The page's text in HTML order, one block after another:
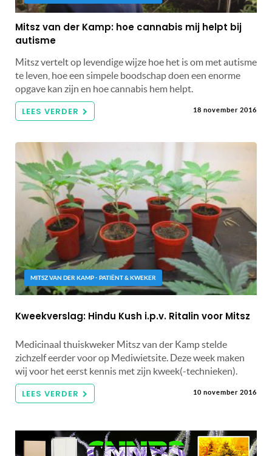
Mitsz van der Kamp: hoe cannabis mij helpt bij
autisme
Mitsz vertelt op levendige wijze hoe het is om met autisme
te leven, hoe een simpele boodschap doen een enorme
opgave kan zijn en hoe cannabis hem helpt.
LEES VERDER 18 november 2016
MITSZ VAN DER KAMP - PATIËNT & KWEKER
Kweekverslag: Hindu Kush i.p.v. Ritalin voor Mitsz
Medicinaal thuiskweker Mitsz van der Kamp stelde
zichzelf eerder voor op Mediwietsite. Deze week maken
wij voor het eerst kennis met zijn kweek(-technieken).
LEES VERDER 10 november 2016